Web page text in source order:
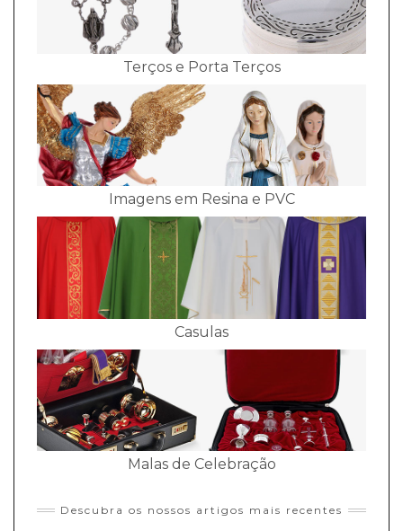
Terços e Porta Terços
Imagens em Resina e PVC
Casulas
Malas de Celebração
Descubra os nossos artigos mais recentes